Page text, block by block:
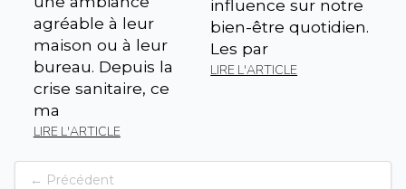
agréable à leur
maison ou à leur
bureau. Depuis la
crise sanitaire, ce
ma
LIRE L'ARTICLE
influence sur notre
bien-être quotidien.
Les par
LIRE L'ARTICLE
← Précédent